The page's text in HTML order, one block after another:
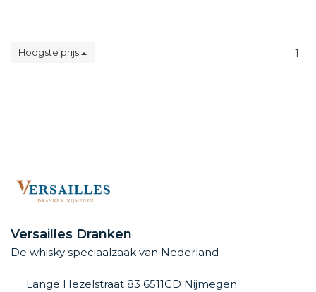
Hoogste prijs 1
Versailles Dranken
De whisky speciaalzaak van Nederland
Lange Hezelstraat 83 6511CD Nijmegen